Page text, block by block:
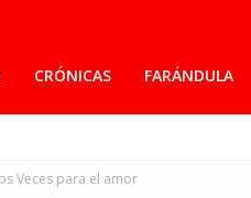
CRÓNICAS FARÁNDULA
Veces para el amor